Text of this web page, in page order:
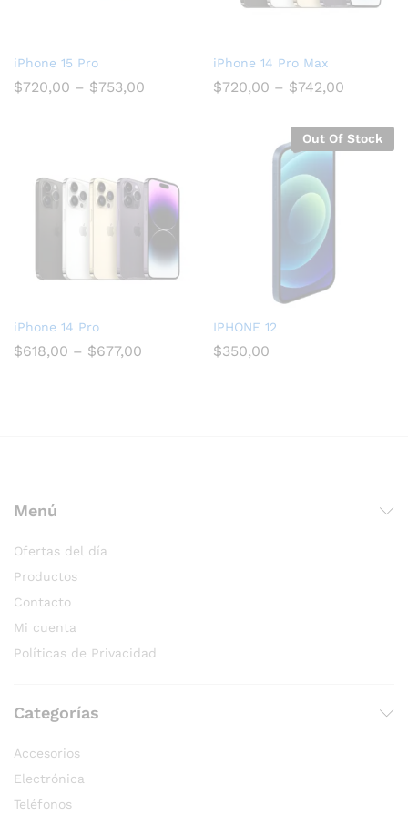
iPhone 15 Pro
$720,00 – $753,00
iPhone 14 Pro Max
$720,00 – $742,00
iPhone 14 Pro
$618,00 – $677,00
Out Of Stock
IPHONE 12
$350,00
Menú
Ofertas del día
Productos
Contacto
Mi cuenta
Políticas de Privacidad
Categorías
Accesorios
Electrónica
Teléfonos